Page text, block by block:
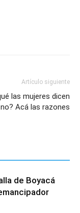
Artículo siguiente
las mujeres dicen
no? Acá las razones
de Boyacá